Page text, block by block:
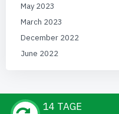
May 2023
March 2023
December 2022
June 2022
14 TAGE